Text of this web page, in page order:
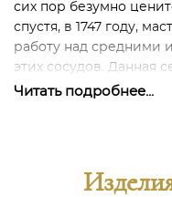
сих пор безумно
спустя, в 1747 году,
работу над средними
этих сосудов. Данная
ваз, разработанных
изготовление
Читать подробнее...